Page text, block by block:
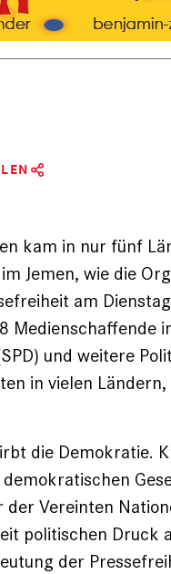
kam in nur fünf
Jemen, wie die
am
Medienschaffende
und weitere
in vielen
die Demokratie.
demokratischen
Vereinten
politischen Druck
der